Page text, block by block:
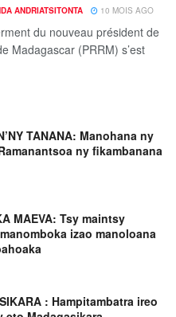
ANDRIATSITONTA 10 MOIS AGO
du nouveau président de
Madagascar (PRRM) s’est
TANANA: Manohana ny
ny fikambanana
MAEVA: Tsy maintsy
izao manoloana
: Hampitambatra ireo